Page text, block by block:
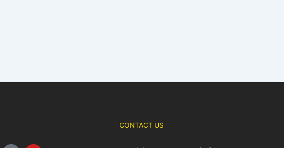
CONTACT US